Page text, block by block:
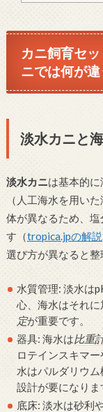
カニ飼育セ
ニでは何が
淡水カニと
淡水カニは基本的に
（人工海水を用い
体が異なるため、
す（tropica.jpの解説
選び方が異なると整
水質管理: 淡水は
心、海水はそれ
定が重要です。
器具: 海水は比重
ロテインスキマ
水はパルダリウ
設計が要になりま
底床: 淡水は砂利